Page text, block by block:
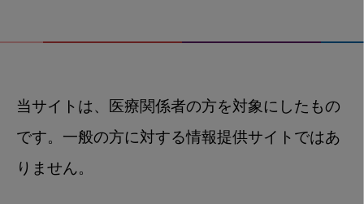
当サイトは、医療関係者の方を対象にしたもの
です。一般の方に対する情報提供サイトではあ
りません。